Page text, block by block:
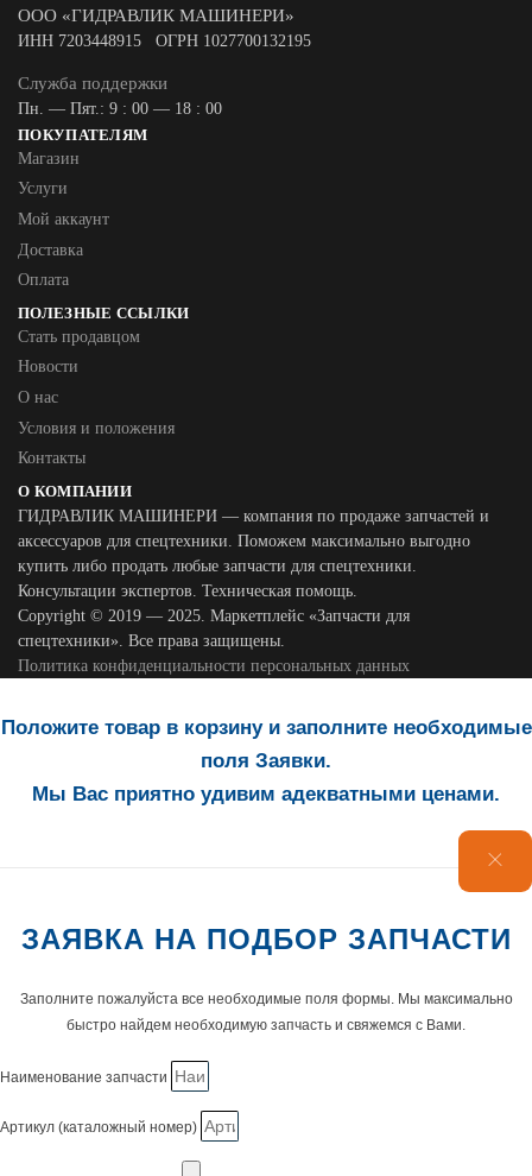
ООО «ГИДРАВЛИК МАШИНЕРИ»
ИНН 7203448915 ОГРН 1027700132195
Служба поддержки
Пн. — Пят.: 9 : 00 — 18 : 00
ПОКУПАТЕЛЯМ
Магазин
Услуги
Мой аккаунт
Доставка
Оплата
ПОЛЕЗНЫЕ ССЫЛКИ
Стать продавцом
Новости
О нас
Условия и положения
Контакты
О КОМПАНИИ
ГИДРАВЛИК МАШИНЕРИ — компания по продаже запчастей и
аксессуаров для спецтехники. Поможем максимально выгодно
купить либо продать любые запчасти для спецтехники.
Консультации экспертов. Техническая помощь.
Copyright © 2019 — 2025. Маркетплейс «Запчасти для
спецтехники». Все права защищены.
Политика конфиденциальности персональных данных
Положите товар в корзину и заполните необходимые
поля Заявки.
Мы Вас приятно удивим адекватными ценами.
ЗАЯВКА НА ПОДБОР ЗАПЧАСТИ
Заполните пожалуйста все необходимые поля формы. Мы максимально
быстро найдем необходимую запчасть и свяжемся с Вами.
Наименование запчасти
Артикул (каталожный номер)